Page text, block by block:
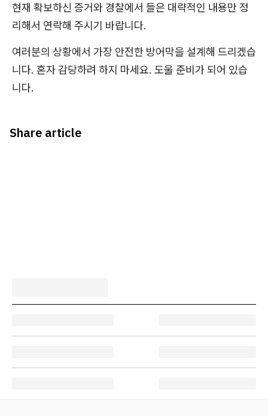
현재 확보하신 증거와 경찰에서 들은 대략적인 내용만 정
리해서 연락해 주시기 바랍니다.
여러분의 상황에서 가장 안전한 방어막을 설계해 드리겠습
니다. 혼자 감당하려 하지 마세요. 도울 준비가 되어 있습
니다.
Share article